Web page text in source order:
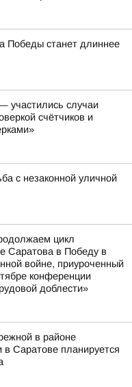
Победы станет длиннее
участились случаи
счётчиков и
с незаконной уличной
цикл
Саратова в Победу в
войне, приуроченный
конференции
доблести»
в районе
Саратове планируется